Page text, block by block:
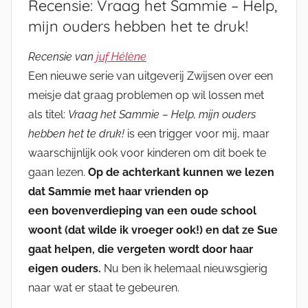
Recensie: Vraag het Sammie – Help,
mijn ouders hebben het te druk!
Recensie van juf Hélène
Een nieuwe serie van uitgeverij Zwijsen over een
meisje dat graag problemen op wil lossen met
als titel: Vraag het Sammie – Help, mijn ouders
hebben het te druk! is een trigger voor mij, maar
waarschijnlijk ook voor kinderen om dit boek te
gaan lezen. Op de achterkant kunnen we lezen
dat Sammie met haar vrienden op
een bovenverdieping van een oude school
woont (dat wilde ik vroeger ook!) en dat ze Sue
gaat helpen, die vergeten wordt door haar
eigen ouders. Nu ben ik helemaal nieuwsgierig
naar wat er staat te gebeuren.